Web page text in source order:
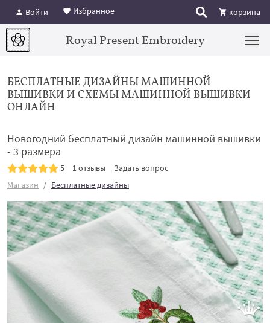
Войти Избранное корзина
Royal Present Embroidery
БЕСПЛАТНЫЕ ДИЗАЙНЫ МАШИННОЙ
ВЫШИВКИ И СХЕМЫ МАШИННОЙ ВЫШИВКИ
ОНЛАЙН
Новогодний бесплатный дизайн машинной вышивки
- 3 размера
5 1 отзывы
Задать вопрос
Магазин
Бесплатные дизайны